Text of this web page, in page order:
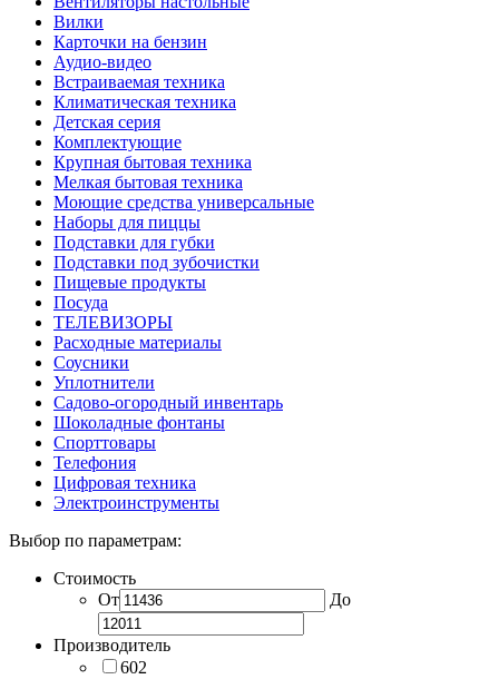
Вилки
Карточки на бензин
Аудио-видео
Встраиваемая техника
Климатическая техника
Детская серия
Комплектующие
Крупная бытовая техника
Мелкая бытовая техника
Моющие средства универсальные
Наборы для пиццы
Подставки для губки
Подставки под зубочистки
Пищевые продукты
Посуда
ТЕЛЕВИЗОРЫ
Расходные материалы
Соусники
Уплотнители
Садово-огородный инвентарь
Шоколадные фонтаны
Спорттовары
Телефония
Цифровая техника
Электроинструменты
Выбор по параметрам:
Стоимость
От
До
Производитель
602